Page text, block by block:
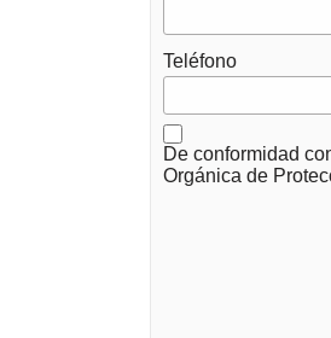
Teléfono
De conformidad
Orgánica de